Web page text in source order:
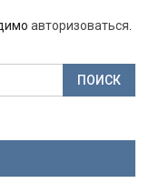
авторизоваться.